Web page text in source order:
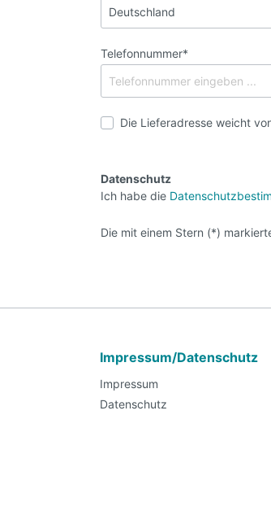
Telefonnummer*
Die Lieferadresse weicht
Datenschutz
Ich habe die
Die mit einem Stern (*)
Impressum/Datenschutz
Impressum
Datenschutz